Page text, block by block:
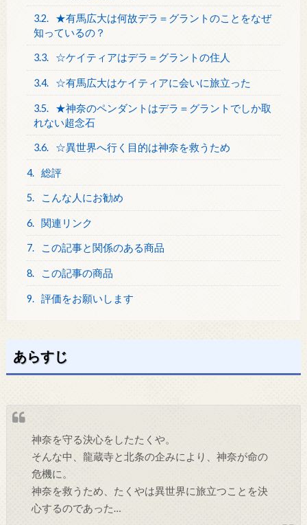
3.2.
★有馬広大は何故デラ＝グラントのことをなぜ
知っているの？
3.3. ☆ケイティアはデラ＝グラントの住人
3.4. ☆有馬広大はケイティアに会いに旅立った
3.5.
★神奈のペンダントはデラ＝グラントでしか取
れない超念石
3.6. ☆異世界へ行く目的は神奈を救うため
4. 総評
5. こんな人にお勧め
6. 関連リンク
7. この記事と関係のある商品
8. この記事の商品
9. 評価をお願いします
あらすじ
神奈を守る決心をしたたくや。
そんな中、龍蔵寺と北条の企みにより、神奈が命の
危機に。
神奈を救うため、たくやは異世界に旅立つことを決
心するのであった…